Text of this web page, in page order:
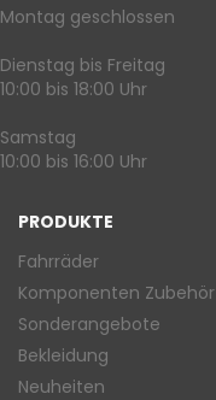
Montag geschlossen
Dienstag bis Freitag
10:00 bis 18:00 Uhr
Samstag
10:00 bis 16:00 Uhr
PRODUKTE
Fahrräder
Komponenten Zubehör
Sonderangebote
Bekleidung
Neuheiten